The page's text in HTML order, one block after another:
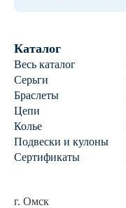
Каталог
Весь каталог
Серьги
Браслеты
Цепи
Колье
Подвески и кулоны
Сертификаты
г. Омск